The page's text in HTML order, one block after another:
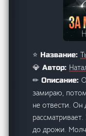
⭐ Название:
💎 Автор:
✏ Описание:
замираю,
не отвести. Он
до дрожи.